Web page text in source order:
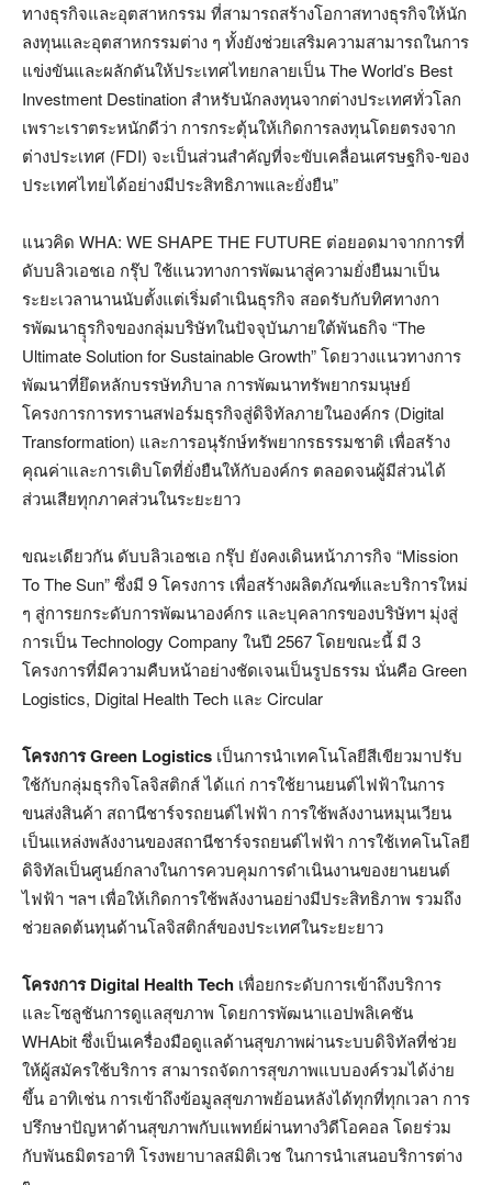
ทางธุรกิจและอุตสาหกรรม ที่สามารถสร้างโอกาสทางธุรกิจให้นัก
ลงทุนและอุตสาหกรรมต่าง ๆ ทั้งยังช่วยเสริมความสามารถในการ
แข่งขันและผลักดันให้ประเทศไทยกลายเป็น The World’s Best
Investment Destination สำหรับนักลงทุนจากต่างประเทศทั่วโลก
เพราะเราตระหนักดีว่า การกระตุ้นให้เกิดการลงทุนโดยตรงจาก
ต่างประเทศ (FDI) จะเป็นส่วนสำคัญที่จะขับเคลื่อนเศรษฐกิจ-ของ
ประเทศไทยได้อย่างมีประสิทธิภาพและยั่งยืน”
แนวคิด WHA: WE SHAPE THE FUTURE ต่อยอดมาจากการที่
ดับบลิวเอชเอ กรุ๊ป ใช้แนวทางการพัฒนาสู่ความยั่งยืนมาเป็น
ระยะเวลานานนับตั้งแต่เริ่มดำเนินธุรกิจ สอดรับกับทิศทางกา
รพัฒนาธุุรกิจของกลุ่มบริษัทในปัจจุบันภายใต้พันธกิจ “The
Ultimate Solution for Sustainable Growth” โดยวางแนวทางการ
พัฒนาที่ยึดหลักบรรษัทภิบาล การพัฒนาทรัพยากรมนุษย์
โครงการการทรานสฟอร์มธุรกิจสู่ดิจิทัลภายในองค์กร (Digital
Transformation) และการอนุรักษ์ทรัพยากรธรรมชาติ เพื่อสร้าง
คุณค่าและการเติบโตที่ยั่งยืนให้กับองค์กร ตลอดจนผู้มีส่วนได้
ส่วนเสียทุกภาคส่วนในระยะยาว
ขณะเดียวกัน ดับบลิวเอชเอ กรุ๊ป ยังคงเดินหน้าภารกิจ “Mission
To The Sun” ซึ่งมี 9 โครงการ เพื่อสร้างผลิตภัณฑ์และบริการใหม่
ๆ สู่การยกระดับการพัฒนาองค์กร และบุคลากรของบริษัทฯ มุ่งสู่
การเป็น Technology Company ในปี 2567 โดยขณะนี้ มี 3
โครงการที่มีความคืบหน้าอย่างชัดเจนเป็นรูปธรรม นั่นคือ Green
Logistics, Digital Health Tech และ Circular
โครงการGreen Logistics เป็นการนำเทคโนโลยีสีเขียวมาปรับ
ใช้กับกลุ่มธุรกิจโลจิสติกส์ ได้แก่ การใช้ยานยนต์ไฟฟ้าในการ
ขนส่งสินค้า สถานีชาร์จรถยนต์ไฟฟ้า การใช้พลังงานหมุนเวียน
เป็นแหล่งพลังงานของสถานีชาร์จรถยนต์ไฟฟ้า การใช้เทคโนโลยี
ดิจิทัลเป็นศูนย์กลางในการควบคุมการดำเนินงานของยานยนต์
ไฟฟ้า ฯลฯ เพื่อให้เกิดการใช้พลังงานอย่างมีประสิทธิภาพ รวมถึง
ช่วยลดต้นทุนด้านโลจิสติกส์ของประเทศในระยะยาว
โครงการDigital Health Tech เพื่อยกระดับการเข้าถึงบริการ
และโซลูชันการดูแลสุขภาพ โดยการพัฒนาแอปพลิเคชัน
WHAbit ซึ่งเป็นเครื่องมือดูแลด้านสุขภาพผ่านระบบดิจิทัลที่ช่วย
ให้ผู้สมัครใช้บริการ สามารถจัดการสุขภาพแบบองค์รวมได้ง่าย
ขึ้น อาทิเช่น การเข้าถึงข้อมูลสุขภาพย้อนหลังได้ทุกที่ทุกเวลา การ
ปรึกษาปัญหาด้านสุขภาพกับแพทย์ผ่านทางวิดีโอคอล โดยร่วม
กับพันธมิตรอาทิ โรงพยาบาลสมิติเวช ในการนำเสนอบริการต่าง